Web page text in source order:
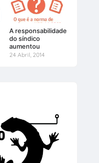
A responsabilidade
do síndico
aumentou
24 Abril, 2014